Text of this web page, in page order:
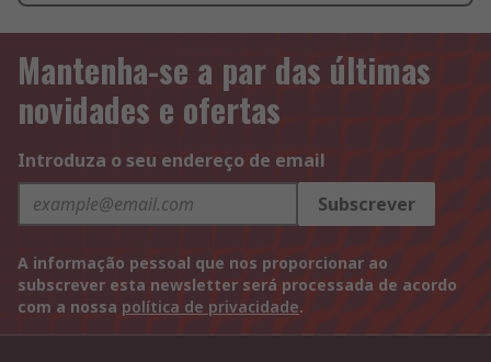
Mantenha-se a par das últimas
novidades e ofertas
Introduza o seu endereço de email
Subscrever
A informação pessoal que nos proporcionar ao
subscrever esta newsletter será processada de acordo
com a nossa política de privacidade.